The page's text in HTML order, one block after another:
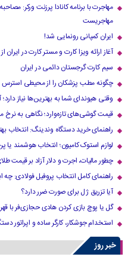
مهاجرت با برنامه کانادا پرزنت ورکر:
مهاجریست
ایران کمپانی رونمایی شد!
آغاز ارائه ویزا کارت و مستر کارت در ایران از
سیم کارت گرجستان دائمی در ایران
چگونه مطب پزشکان را از محیطی استرس
وقتی هیوندای شما به بهترین‌ها نیاز دارد؛
قیمت گوشی‌های تازه‌وارد؛ نگاهی به نرخ
راهنمای خرید دستگاه وندینگ: انتخاب
لوازم استوک کامیون؛ انتخاب هوشمند یا
چطور مالیات، اجرت و دلار آزاد بر قیمت طلای ۲۴ عیار اثر
راهنمای کامل انتخاب پروفیل فولادی:
آیا تزریق ژل برای صورت ضرر دارد​؟
گل یا پوچ بازی کردن هادی حجازی‌فر با
استخدام جوشکار، کارگر ساده و اپراتور
خبر روز